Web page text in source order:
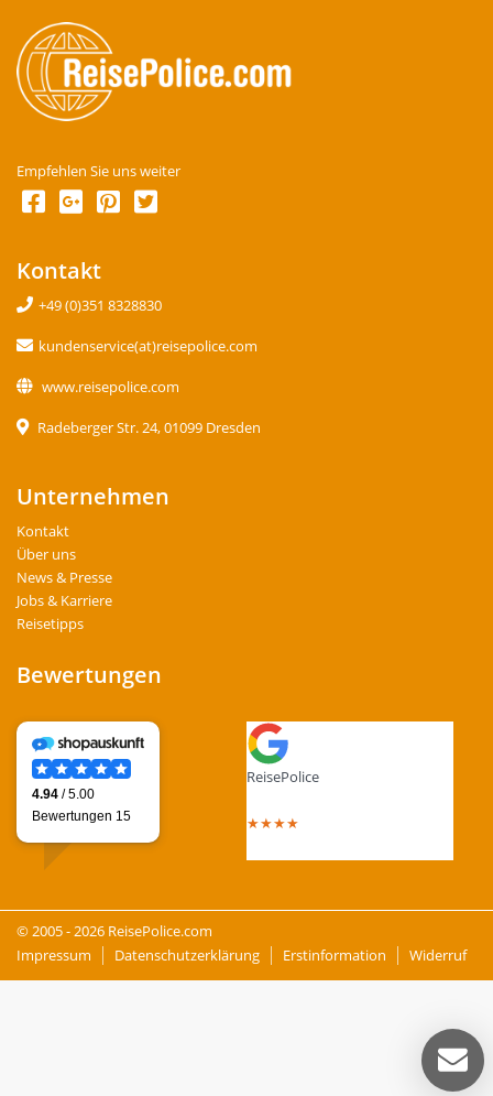
Empfehlen Sie uns weiter
Kontakt
+49 (0)351 8328830
kundenservice(at)reisepolice.com
www.reisepolice.com
Radeberger Str. 24, 01099 Dresden
Unternehmen
Kontakt
Über uns
News & Presse
Jobs & Karriere
Reisetipps
Bewertungen
ReisePolice
★★★★
© 2005 - 2026 ReisePolice.com
Impressum
Datenschutzerklärung Erstinformation Widerruf